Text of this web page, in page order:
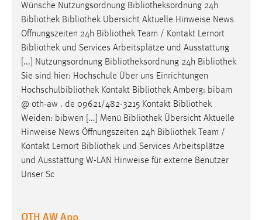
Wünsche Nutzungsordnung Bibliotheksordnung 24h
Bibliothek Bibliothek Übersicht Aktuelle Hinweise News
Öffnungszeiten 24h Bibliothek Team / Kontakt Lernort
Bibliothek und Services Arbeitsplätze und Ausstattung
[...] Nutzungsordnung Bibliotheksordnung 24h Bibliothek
Sie sind hier: Hochschule Über uns Einrichtungen
Hochschulbibliothek Kontakt Bibliothek Amberg: bibam
@ oth-aw . de 09621/482-3215 Kontakt Bibliothek
Weiden: bibwen [...] Menü Bibliothek Übersicht Aktuelle
Hinweise News Öffnungszeiten 24h Bibliothek Team /
Kontakt Lernort Bibliothek und Services Arbeitsplätze
und Ausstattung W-LAN Hinweise für externe Benutzer
Unser Sc
OTH AW App